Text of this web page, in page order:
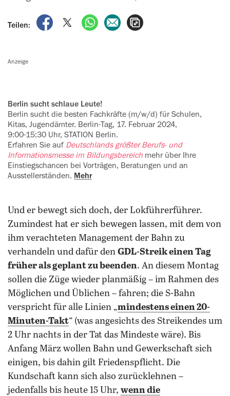
Teilen:
auf Facebook teilen
auf X teilenper WhatsApp teilen
per E-Mail teilen
Anzeige
Berlin sucht schlaue Leute!
Berlin sucht die besten Fachkräfte (m/w/d) für Schulen,
Kitas, Jugend­ämter. Berlin-Tag, 17. Februar 2024,
9:00-15:30 Uhr, STATION Berlin.
Erfahren Sie auf Deutschlands größter Berufs- und
Informationsmesse im ­‍Bildungsbereich mehr über Ihre
Einstiegschancen bei Vorträgen, Beratungen und an
Ausstellerständen. Mehr
Und er bewegt sich doch, der Lokführerführer.
Zumindest hat er sich bewegen lassen, mit dem von
ihm verachteten Management der Bahn zu
verhandeln und dafür den GDL-Streik einen Tag
früher als geplant zu beenden. An diesem Montag
sollen die Züge wieder planmäßig – im Rahmen des
Möglichen und Üblichen – fahren; die S-Bahn
verspricht für alle Linien „mindestens einen 20-
Minuten-Takt“ (was angesichts des Streikendes um
2 Uhr nachts in der Tat das Mindeste wäre). Bis
Anfang März wollen Bahn und Gewerkschaft sich
einigen, bis dahin gilt Friedenspflicht. Die
Kundschaft kann sich also zurücklehnen –
jedenfalls bis heute 15 Uhr, wenn die